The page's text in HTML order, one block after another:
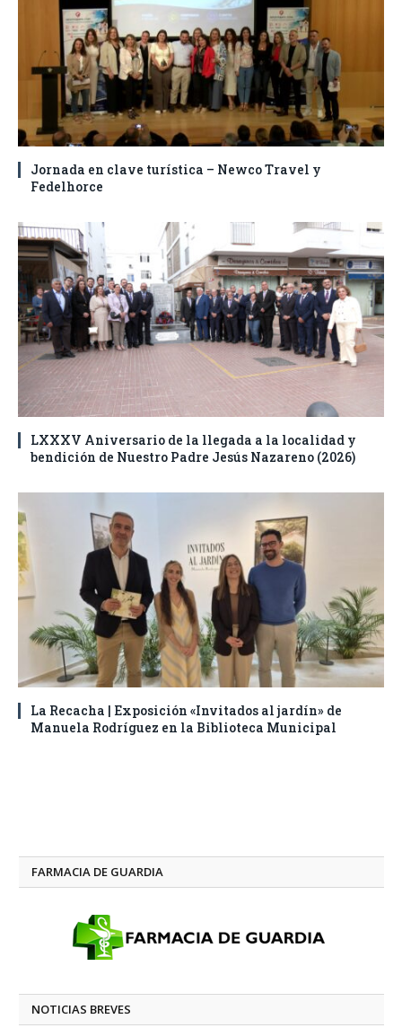
Jornada en clave turística – Newco Travel y
Fedelhorce
LXXXV Aniversario de la llegada a la localidad y
bendición de Nuestro Padre Jesús Nazareno (2026)
La Recacha | Exposición «Invitados al jardín» de
Manuela Rodríguez en la Biblioteca Municipal
FARMACIA DE GUARDIA
NOTICIAS BREVES